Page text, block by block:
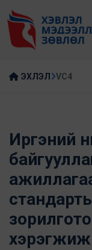
ЭХЛЭЛ VC4
Иргэний
хэрэгжиж